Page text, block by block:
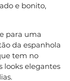
e bonito,
para uma
da espanhola
tem no
looks elegantes